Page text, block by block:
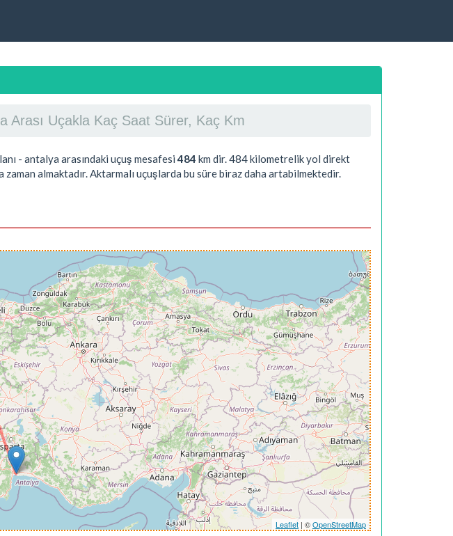
Arası Uçakla Kaç Saat Sürer, Kaç Km
- antalya arasındaki uçuş mesafesi484 km dir. 484kilometrelik yol direkt
zaman almaktadır. Aktarmalı uçuşlarda bu süre biraz daha artabilmektedir.
Leaflet | ©OpenStreetMap